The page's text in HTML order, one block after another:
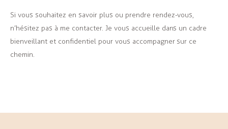
Si vous souhaitez en savoir plus ou prendre rendez-vous,
n’hésitez pas à me contacter. Je vous accueille dans un cadre
bienveillant et confidentiel pour vous accompagner sur ce
chemin.